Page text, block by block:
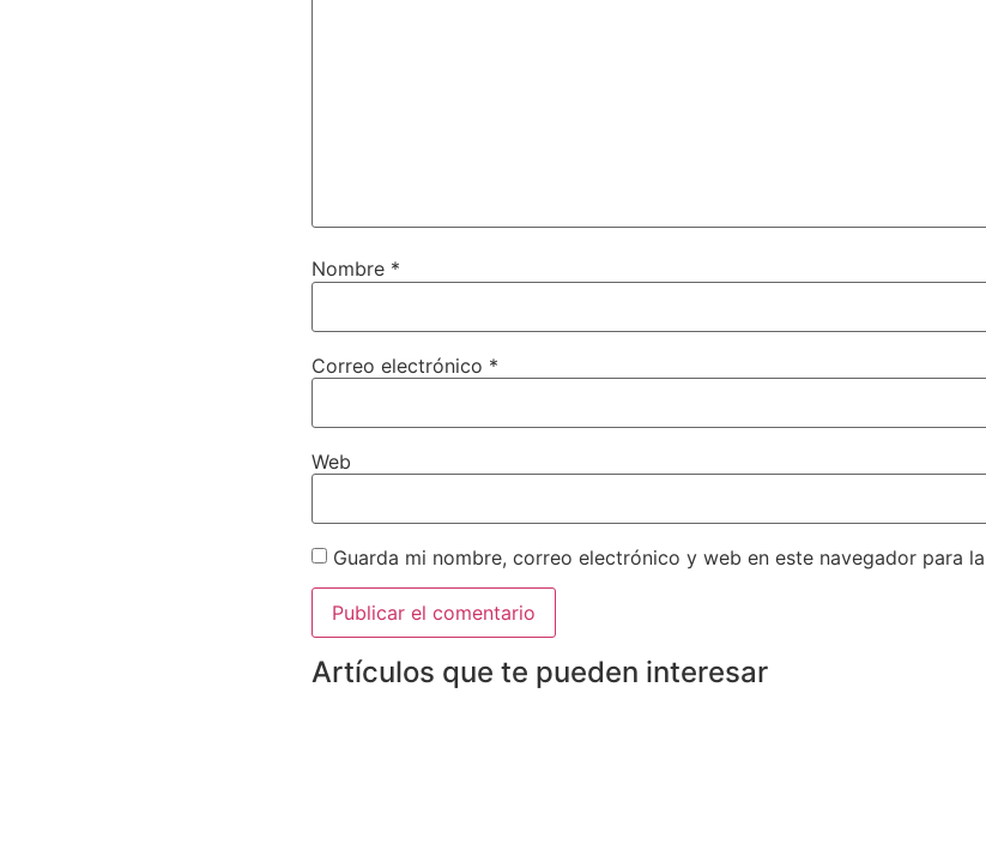
Nombre *
Correo electrónico *
Web
Guarda mi nombre, correo electrónico y web en este navegador para
Artículos que te pueden interesar